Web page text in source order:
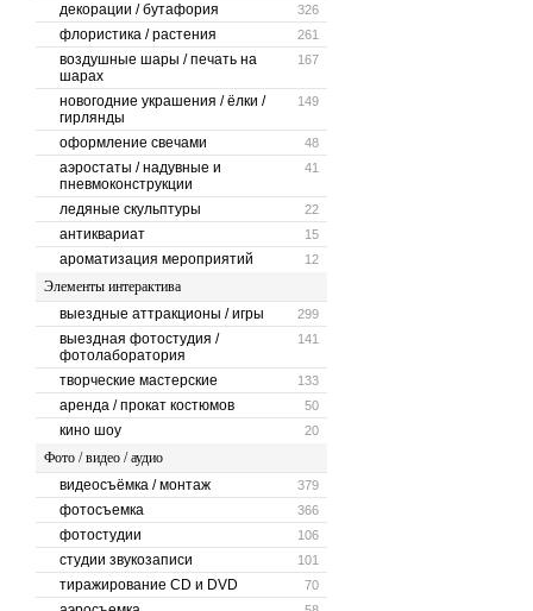
326
декорации / бутафория
261
флористика / растения
167
воздушные шары / печать на
шарах
149
новогодние украшения / ёлки /
гирлянды
48
оформление свечами
41
аэростаты / надувные и
пневмоконструкции
22
ледяные скульптуры
15
антиквариат
12
ароматизация мероприятий
Элементы интерактива
299
выездные аттракционы / игры
141
выездная фотостудия /
фотолаборатория
133
творческие мастерские
50
аренда / прокат костюмов
20
кино шоу
Фото / видео / аудио
379
видеосъёмка / монтаж
366
фотосъемка
106
фотостудии
101
студии звукозаписи
70
тиражирование CD и DVD